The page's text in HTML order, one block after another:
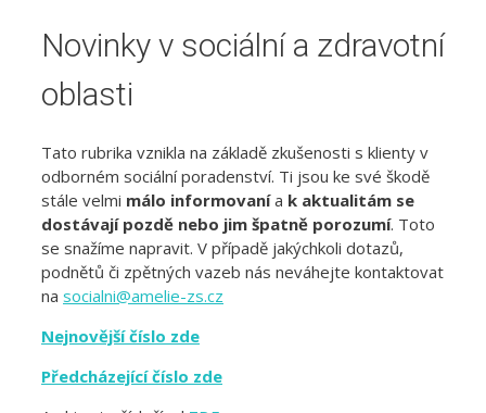
Novinky v sociální a zdravotní
oblasti
Tato rubrika vznikla na základě zkušenosti s klienty v
odborném sociální poradenství. Ti jsou ke své škodě
stále velmi málo informovanía k aktualitám se
dostávají pozdě nebo jim špatně porozumí. Toto
se snažíme napravit. V případě jakýchkoli dotazů,
podnětů či zpětných vazeb nás neváhejte kontaktovat
na socialni@amelie-zs.cz
Nejnovější číslo zde
Předcházející číslo zde